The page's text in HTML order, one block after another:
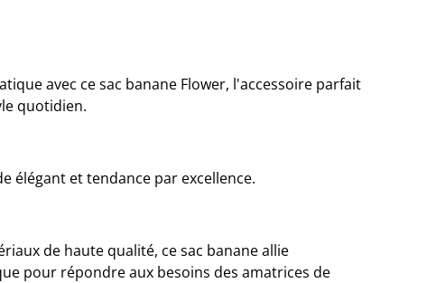
avec ce sac banane Flower, l'accessoire parfait
quotidien.
élégant et tendance par excellence.
de haute qualité, ce sac banane allie
pour répondre aux besoins des amatrices de